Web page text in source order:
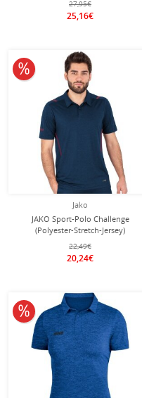
royalblau/navyblau Herren
27,95€
25,16€
Jako
JAKO Sport-Polo Challenge
(Polyester-Stretch-Jersey)
marinemeliert/bordeaux Herren
22,49€
20,24€
10% reduziert
10% reduziert